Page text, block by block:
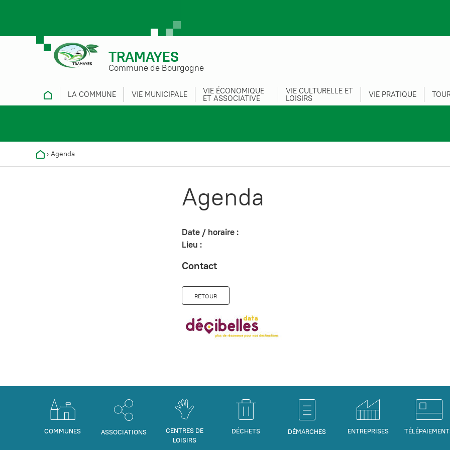
TRAMAYES
Commune de Bourgogne
LA COMMUNE VIE MUNICIPALE VIE ÉCONOMIQUE
ET ASSOCIATIVE
VIE CULTURELLE ET
LOISIRS VIE PRATIQUE
› Agenda
Agenda
Date / horaire :
Lieu :
Contact
RETOUR
COMMUNES ASSOCIATIONS
CENTRES DE
LOISIRS
DÉCHETS DÉMARCHES ENTREPRISES